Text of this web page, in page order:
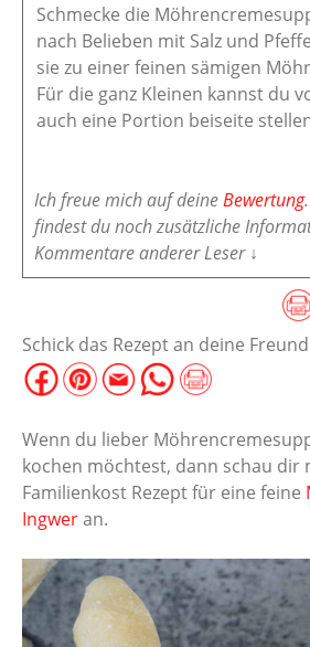
Schmecke die
nach Belieben mit Salz und
sie zu einer feinen sämigen
Für die ganz Kleinen kannst du
auch eine Portion beiseite
Ich freue mich auf deineBewertung
findest du noch zusätzliche
Kommentare anderer Leser ↓
Schick das Rezept an deine
Wenn du lieber
kochen möchtest, dann schau dir
Familienkost Rezept für eine feine
Ingweran.